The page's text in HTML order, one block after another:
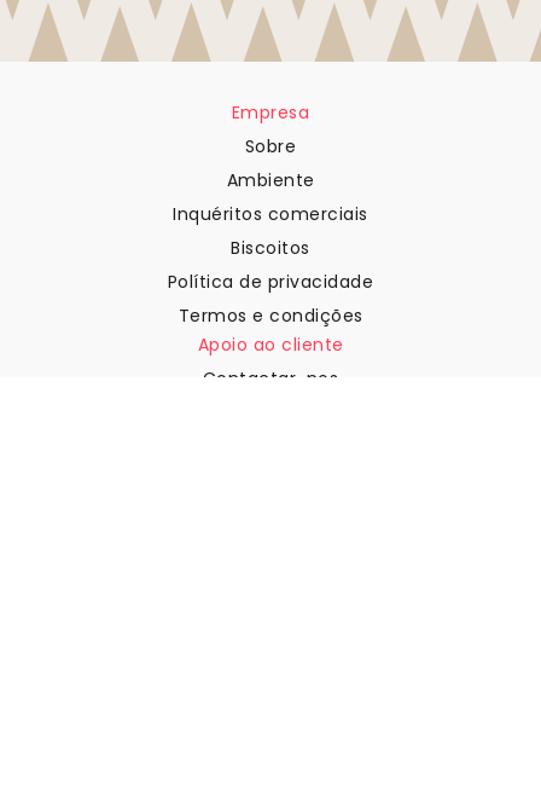
Empresa
Sobre
Ambiente
Inquéritos comerciais
Biscoitos
Política de privacidade
Termos e condições
Apoio ao cliente
Contactar-nos